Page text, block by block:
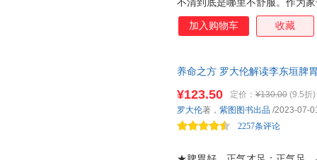
不清到底是哪里不舒服。作为
出孩子的问题到底出在了哪里
调理的方法，也能在自己无法
就会呈现出肝气不舒的舌象，
随时对照图片观察孩子的身体
身体的食疗、推拿方，让您随
加入购物车 收藏
养命之方 罗大伦解读李东垣脾
¥123.50 定价： ¥130.00 (9.5折)
2257条评论
罗大伦著， 紫图图书出品 /2023-07-